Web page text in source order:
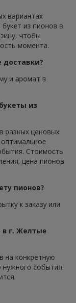
вариантах
из пионов в
чтобы
момента.
доставки?
и аромат в
из
разных ценовых
Стоимость
цена пионов
пионов?
к заказу или
в г. Желтые
на конкретную
нужного события.